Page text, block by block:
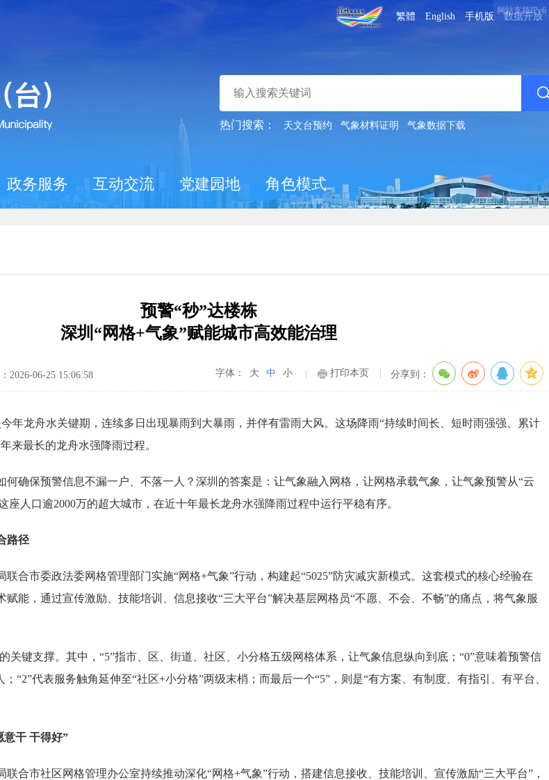
网站支持IPv6
繁體 English 手机版 数据开放
热门搜索： 天文台预约 气象材料证明 气象数据下载
政务服务 互动交流 党建园地 角色模式
预警“秒”达楼栋
深圳“网格+气象”赋能城市高效能治理
2026-06-25 15:06:58 字体： 大 中 小 打印本页 分享到：
龙舟水关键期，连续多日出现暴雨到大暴雨，并伴有雷雨大风。这场降雨“持续时间长、短时雨强强、累计
来最长的龙舟水强降雨过程。
保预警信息不漏一户、不落一人？深圳的答案是：让气象融入网格，让网格承载气象，让气象预警从“云
座人口逾2000万的超大城市，在近十年最长龙舟水强降雨过程中运行平稳有序。
路径
市委政法委网格管理部门实施“网格+气象”行动，构建起“5025”防灾减灾新模式。这套模式的核心经验在
能，通过宣传激励、技能培训、信息接收“三大平台”解决基层网格员“不愿、不会、不畅”的痛点，将气象服
键支撑。其中，“5”指市、区、街道、社区、小分格五级网格体系，让气象信息纵向到底；“0”意味着预警信
“2”代表服务触角延伸至“社区+小分格”两级末梢；而最后一个“5”，则是“有方案、有制度、有指引、有平台、
干 干得好”
市社区网格管理办公室持续推动深化“网格+气象”行动，搭建信息接收、技能培训、宣传激励“三大平台”，